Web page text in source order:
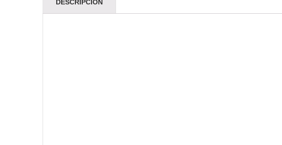
DESCRIPCIÓN